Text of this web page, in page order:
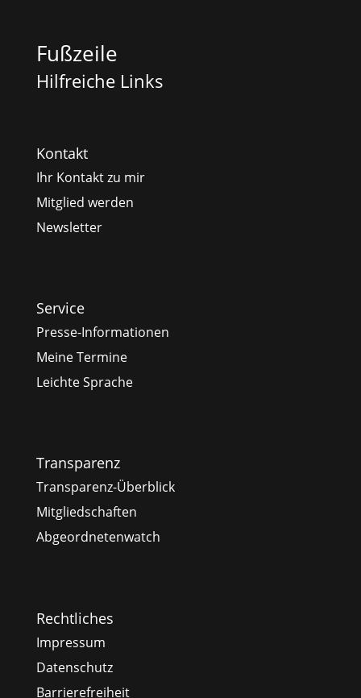
Fußzeile
Hilfreiche Links
Kontakt
Ihr Kontakt zu mir
Mitglied werden
Newsletter
Service
Presse-Informationen
Meine Termine
Leichte Sprache
Transparenz
Transparenz-Überblick
Mitgliedschaften
Abgeordnetenwatch
Rechtliches
Impressum
Datenschutz
Barrierefreiheit